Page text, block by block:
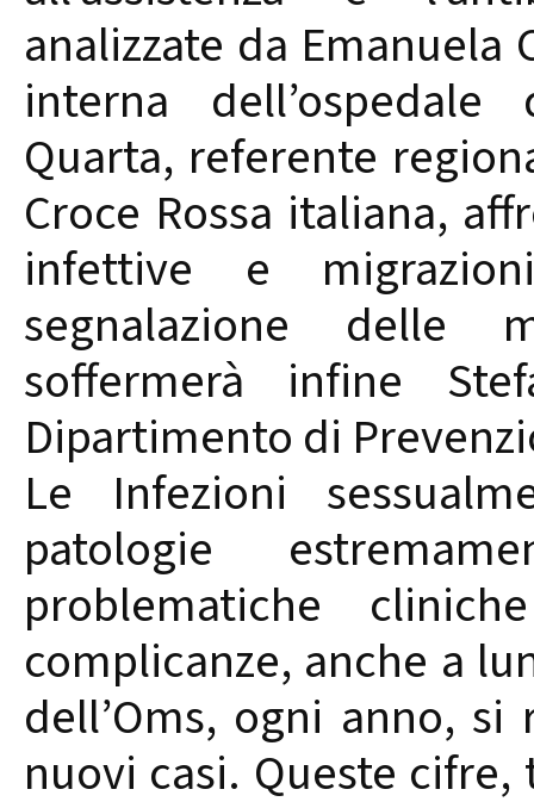
analizzate da
interna
Quarta, referente
Croce Rossa italiana,
infettive e
segnalazione delle
soffermerà infine
Dipartimento di
Le Infezioni
patologie
problematiche
complicanze, anche a
dell’Oms, ogni anno,
nuovi casi. Queste